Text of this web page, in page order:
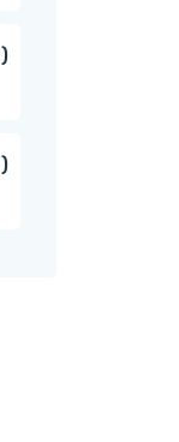
producten
49
49